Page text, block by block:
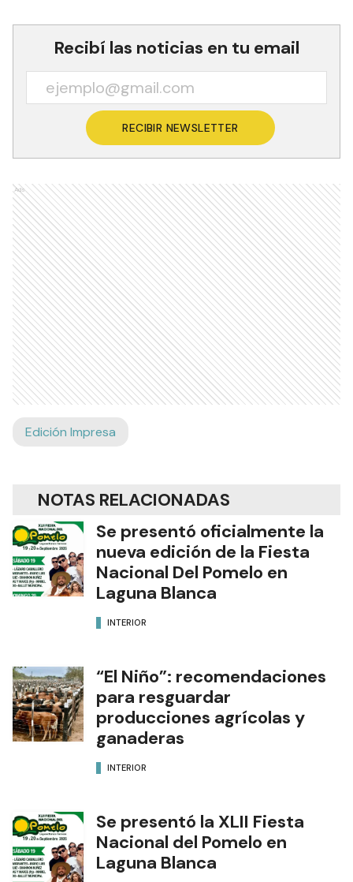
Recibí las noticias en tu email
RECIBIR NEWSLETTER
Ads
Edición Impresa
NOTAS RELACIONADAS
Se presentó oficialmente la
nueva edición de la Fiesta
Nacional Del Pomelo en
Laguna Blanca
INTERIOR
“El Niño”: recomendaciones
para resguardar
producciones agrícolas y
ganaderas
INTERIOR
Se presentó la XLII Fiesta
Nacional del Pomelo en
Laguna Blanca